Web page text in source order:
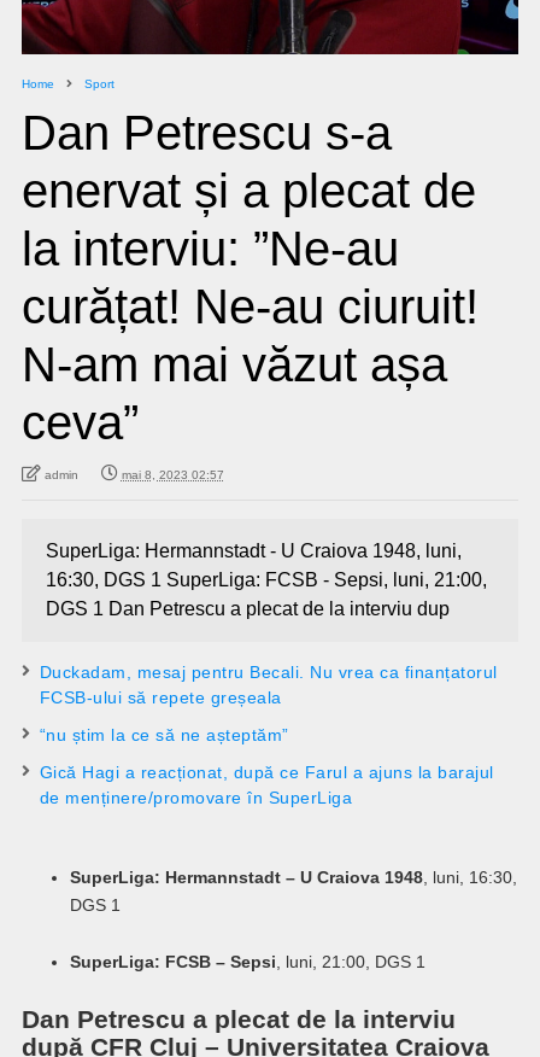
Home Sport
Dan Petrescu s-a
enervat și a plecat de
la interviu: ”Ne-au
curățat! Ne-au ciuruit!
N-am mai văzut așa
ceva”
admin mai 8, 2023 02:57
SuperLiga: Hermannstadt - U Craiova 1948, luni,
16:30, DGS 1 SuperLiga: FCSB - Sepsi, luni, 21:00,
DGS 1 Dan Petrescu a plecat de la interviu dup
Duckadam, mesaj pentru Becali. Nu vrea ca finanțatorul
FCSB-ului să repete greșeala
“nu știm la ce să ne așteptăm”
Gică Hagi a reacționat, după ce Farul a ajuns la barajul
de menținere/promovare în SuperLiga
SuperLiga: Hermannstadt – U Craiova 1948, luni, 16:30,
DGS 1
SuperLiga: FCSB – Sepsi , luni, 21:00, DGS 1
Dan Petrescu a plecat de la interviu
după CFR Cluj – Universitatea Craiova